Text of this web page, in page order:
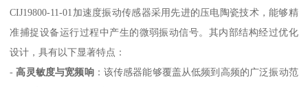
CIJ19800-11-01加速度振动传感器采用先进的压电陶瓷技术，能够精
准捕捉设备运行过程中产生的微弱振动信号。其内部结构经过优化
设计，具有以下显著特点：
-高灵敏度与宽频响：该传感器能够覆盖从低频到高频的广泛振动范